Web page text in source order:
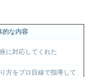
的な内容
に対応してくれた
方をプロ目線で指導して